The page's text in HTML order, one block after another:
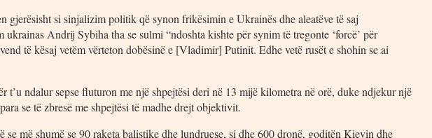
gjerësisht si sinjalizim politik që synon frikësimin e Ukrainës dhe aleatëve të saj
Andrij Sybiha tha se sulmi “ndoshta kishte për synim të tregonte ‘forcë’ për
të kësaj vetëm vërteton dobësinë e [Vladimir] Putinit. Edhe vetë rusët e shohin se ai
t’u ndalur sepse fluturon me një shpejtësi deri në 13 mijë kilometra në orë, duke ndjekur një
se të zbresë me shpejtësi të madhe drejt objektivit.
se më shumë se 90 raketa balistike dhe lundruese, si dhe 600 dronë, goditën Kievin dhe